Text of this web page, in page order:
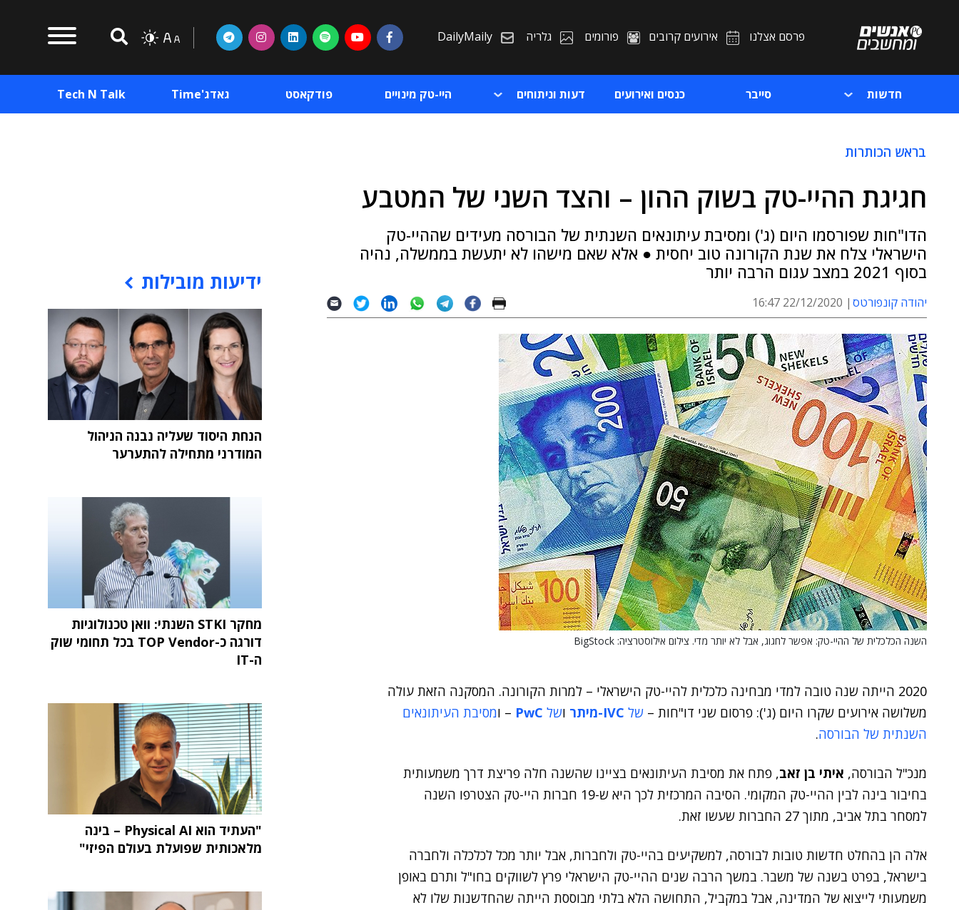
פרסם אצלנו אירועים קרובים פורומים גלריה DailyMaily
חדשות סייבר כנסים ואירועים דעות וניתוחים היי-טק מינויים פודקאסט גאדג'Time Tech N Talk
בראש הכותרות
חגיגת ההיי-טק בשוק ההון – והצד השני של המטבע
הדו"חות שפורסמו היום (ג') ומסיבת עיתונאים השנתית של הבורסה מעידים שההיי-טק
הישראלי צלח את שנת הקורונה טוב יחסית ● אלא שאם מישהו לא יתעשת בממשלה, נהיה
בסוף 2021 במצב עגום הרבה יותר
יהודה קונפורטס 22/12/2020 16:47
השנה הכלכלית של ההיי-טק: אפשר לחגוג, אבל לא יותר מדי. צילום אילוסטרציה: BigStock
2020 הייתה שנה טובה למדי מבחינה כלכלית להיי-טק הישראלי – למרות הקורונה. המסקנה הזאת עולה
משלושה אירועים שקרו היום (ג'): פרסום שני דו"חות – של IVC-מיתר ושל PwC – ומסיבת העיתונאים
השנתית של הבורסה.
מנכ"ל הבורסה, איתי בן זאב, פתח את מסיבת העיתונאים בציינו שהשנה חלה פריצת דרך משמעותית
בחיבור בינה לבין ההיי-טק המקומי. הסיבה המרכזית לכך היא ש-19 חברות היי-טק הצטרפו השנה
למסחר בתל אביב, מתוך 27 החברות שעשו זאת.
אלה הן בהחלט חדשות טובות לבורסה, למשקיעים בהיי-טק ולחברות, אבל יותר מכל לכלכלה ולחברה
בישראל, בפרט בשנה של משבר. במשך הרבה שנים ההיי-טק הישראלי פרץ לשווקים בחו"ל ותרם באופן
משמעותי לייצוא של המדינה, אבל במקביל, התחושה הלא בלתי מבוססת הייתה שהחדשנות שלו לא
ידיעות מובילות
הנחת היסוד שעליה נבנה הניהול
המודרני מתחילה להתערער
מחקר STKI השנתי: וואן טכנולוגיות
דורגה כ-TOP Vendor בכל תחומי שוק
ה-IT
"העתיד הוא Physical AI – בינה
מלאכותית שפועלת בעולם הפיזי"